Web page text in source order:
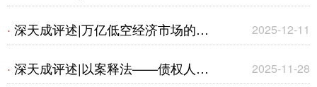
三人损害——浅谈交强险赔付的司法
· 深天成评述|万亿低空经济市场的法
律现状及实务应对
2025-12-11
· 深天成评述|以案释法——债权人能
2025-11-28